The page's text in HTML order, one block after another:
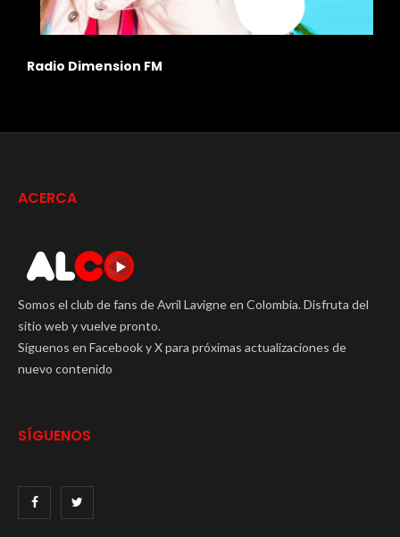
Radio Dimension FM
ACERCA
Somos el club de fans de Avril Lavigne en Colombia. Disfruta del
sitio web y vuelve pronto.
Síguenos en Facebook y X para próximas actualizaciones de
nuevo contenido
SÍGUENOS